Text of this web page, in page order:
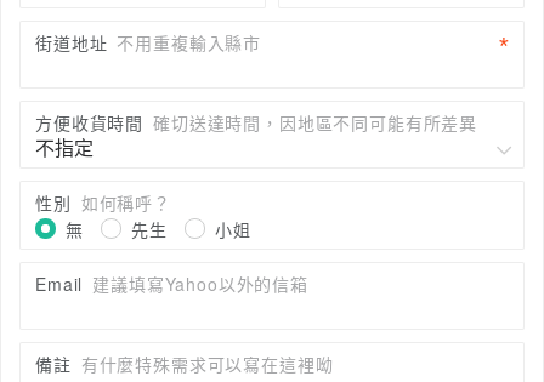
街道地址 不用重複輸入縣市
方便收貨時間 確切送達時間，因地區不同可能有所差異
性別 如何稱呼？
無
先生 小姐
Email 建議填寫Yahoo以外的信箱
備註 有什麼特殊需求可以寫在這裡呦